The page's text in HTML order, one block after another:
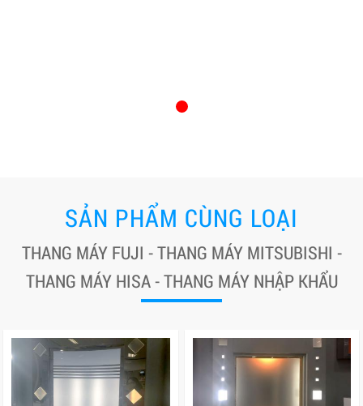
SẢN PHẨM CÙNG LOẠI
THANG MÁY FUJI - THANG MÁY MITSUBISHI -
THANG MÁY HISA - THANG MÁY NHẬP KHẨU